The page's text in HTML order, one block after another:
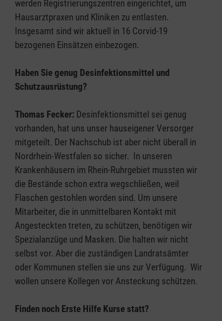
werden Registrierungszentren eingerichtet, um
Hausarztpraxen und Kliniken zu entlasten.
Insgesamt sind wir aktuell in 16 Corvid-19
bezogenen Einsätzen einbezogen.
Haben Sie genug Desinfektionsmittel und
Schutzausrüstung?
Thomas Fecker: Desinfektionsmittel sei genug
vorhanden, hat uns unser hauseigener Versorger
mitgeteilt. Der Nachschub ist aber nicht überall in
Nordrhein-Westfalen so sicher. In unseren
Krankenhäusern im Rhein-Ruhrgebiet mussten wir
die Bestände schon extra wegschließen, weil
Flaschen gestohlen worden sind. Um unsere
Mitarbeiter, die in unmittelbaren Kontakt mit
Angesteckten treten, zu schützen, benötigen wir
Spezialanzüge und Masken. Die halten wir nicht
selbst vor. Aber die zuständigen Landratsämter
oder Kommunen stellen sie uns zur Verfügung. Wir
wollen unsere Kollegen vor Ansteckung schützen.
Finden noch Erste Hilfe Kurse statt?